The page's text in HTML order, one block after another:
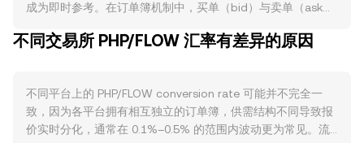
过 PHP 购入 FLOW 的成本。同时，FLOW 的需求由其公链生
动增强了对 FLOW 用作费用与质押（若适用）的需求，进而影
偏好回落，FLOW 的相对强弱会随之变化，从而传导至
PHP/FLOW。监管事件同样关键：菲律宾境内针对虚拟资产服
务商（VASP）的许可与合规要求、外汇管制细则、以及对加密
成为即时参考。在订单簿机制中，买单（bid）与卖单（ask）
价，可作为观察参考。跨平台层面，数据聚合方通常以成交量
影响更大。对用户而言，简单换算为：获得的 FLOW 数量 = 兑
换的 PHP 金额 × conversion rate；而需要的 PHP 金额 = 目标
FLOW 数量 / conversion rate。由于许多平台会通过
不同交易所 PHP/FLOW 汇率有差异的原因
不同平台上的 PHP/FLOW conversion rate 可能并不完全一
致，因为各平台拥有相互独立的订单簿，供需结构不同导致报
价实时分化，通常在 0.1%–0.5% 的范围内波动更为常见。流